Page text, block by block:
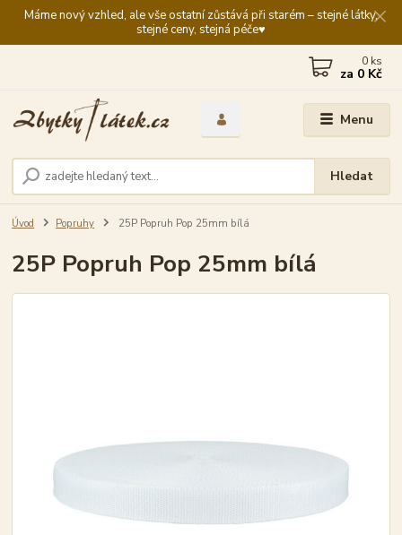
Máme nový vzhled, ale vše ostatní zůstává při starém – stejné látky,
stejné ceny, stejná péče♥️
Menu
Hledat
0 ks
za 0 Kč
Úvod Popruhy 25P Popruh Pop 25mm bílá
25P Popruh Pop 25mm bílá